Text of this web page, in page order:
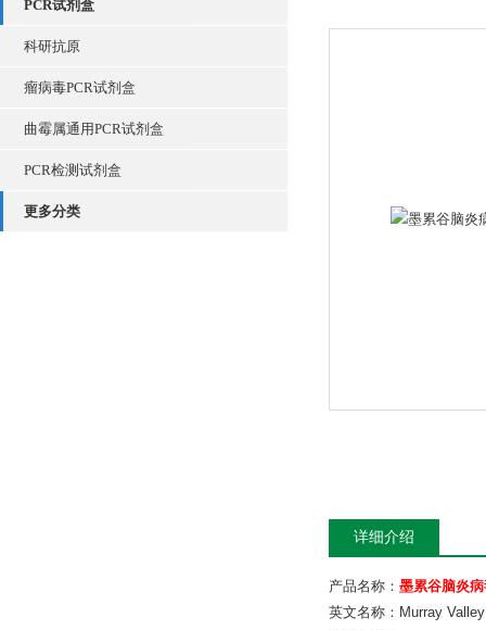
PCR试剂盒
科研抗原
瘤病毒PCR试剂盒
曲霉属通用PCR试剂盒
PCR检测试剂盒
更多分类
详细介绍
产品名称： 墨累谷脑炎
英文名称：Murray